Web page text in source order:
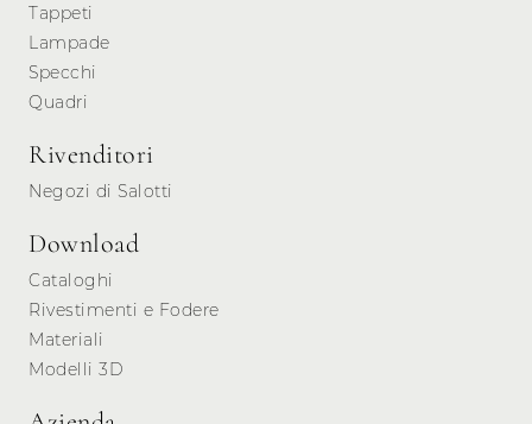
Tappeti
Lampade
Specchi
Quadri
Rivenditori
Negozi di Salotti
Download
Cataloghi
Rivestimenti e Fodere
Materiali
Modelli 3D